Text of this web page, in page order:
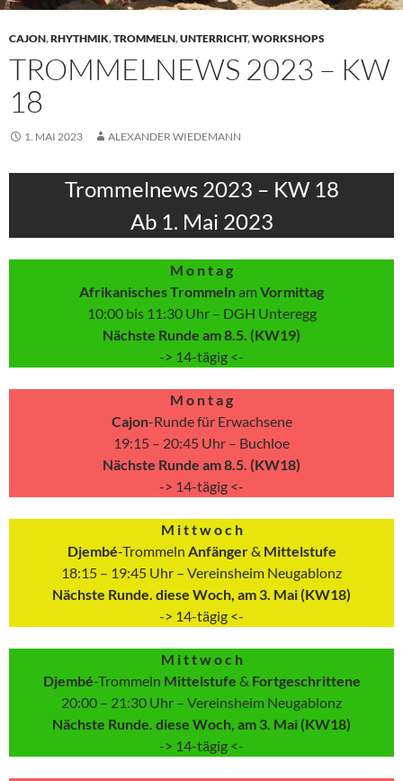
CAJON,RHYTHMIK,TROMMELN,UNTERRICHT,WORKSHOPS
TROMMELNEWS 2023 – KW
18
1. MAI 2023 ALEXANDER WIEDEMANN
Trommelnews 2023 – KW 18
Ab 1. Mai 2023
M o n t a g
Afrikanisches TrommelnamVormittag
10:00 bis 11:30 Uhr – DGH Unteregg
Nächste Runde am 8.5. (KW19)
-> 14-tägig <-
M o n t a g
Cajon-Runde für Erwachsene
19:15 – 20:45 Uhr – Buchloe
Nächste Runde am 8.5. (KW18)
-> 14-tägig <-
M i t t w o c h
Djembé-Trommeln Anfänger& Mittelstufe
18:15 – 19:45 Uhr – Vereinsheim Neugablonz
Nächste Runde. diese Woch, am 3. Mai (KW18)
-> 14-tägig <-
M i t t w o c h
Djembé-Trommeln Mittelstufe & Fortgeschrittene
20:00 – 21:30 Uhr – Vereinsheim Neugablonz
Nächste Runde. diese Woch, am 3. Mai (KW18)
-> 14-tägig <-